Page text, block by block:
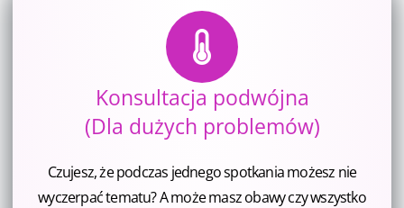
Konsultacja podwójna
(Dla dużych problemów)
Czujesz, że podczas jednego spotkania możesz nie
wyczerpać tematu? A może masz obawy czy wszystko